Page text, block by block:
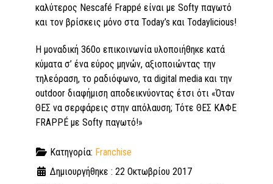
καλύτερος Nescafé Frappé είναι με Softy παγωτό
και τον βρίσκεις μόνο στα Today’s και Todaylicious!
Η μοναδική 360ο επικοινωνία υλοποιήθηκε κατά
κύματα σ’ ένα εύρος μηνών, αξιοποιώντας την
τηλεόραση, το ραδιόφωνο, τα digital media και την
outdoor διαφήμιση αποδεικνύοντας έτσι ότι «Όταν
ΘΕΣ να σερφάρεις στην απόλαυση; Τότε ΘΕΣ ΚΑΦΕ
FRAPPÉ με Softy παγωτό!»
Κατηγορία: Franchise
Δημιουργήθηκε : 22 Οκτωβρίου 2017